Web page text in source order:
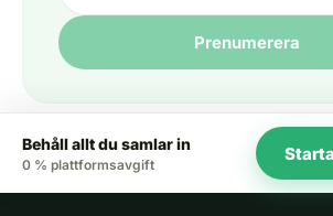
Prenumerera
Behåll allt du samlar in
0 % plattformsavgift